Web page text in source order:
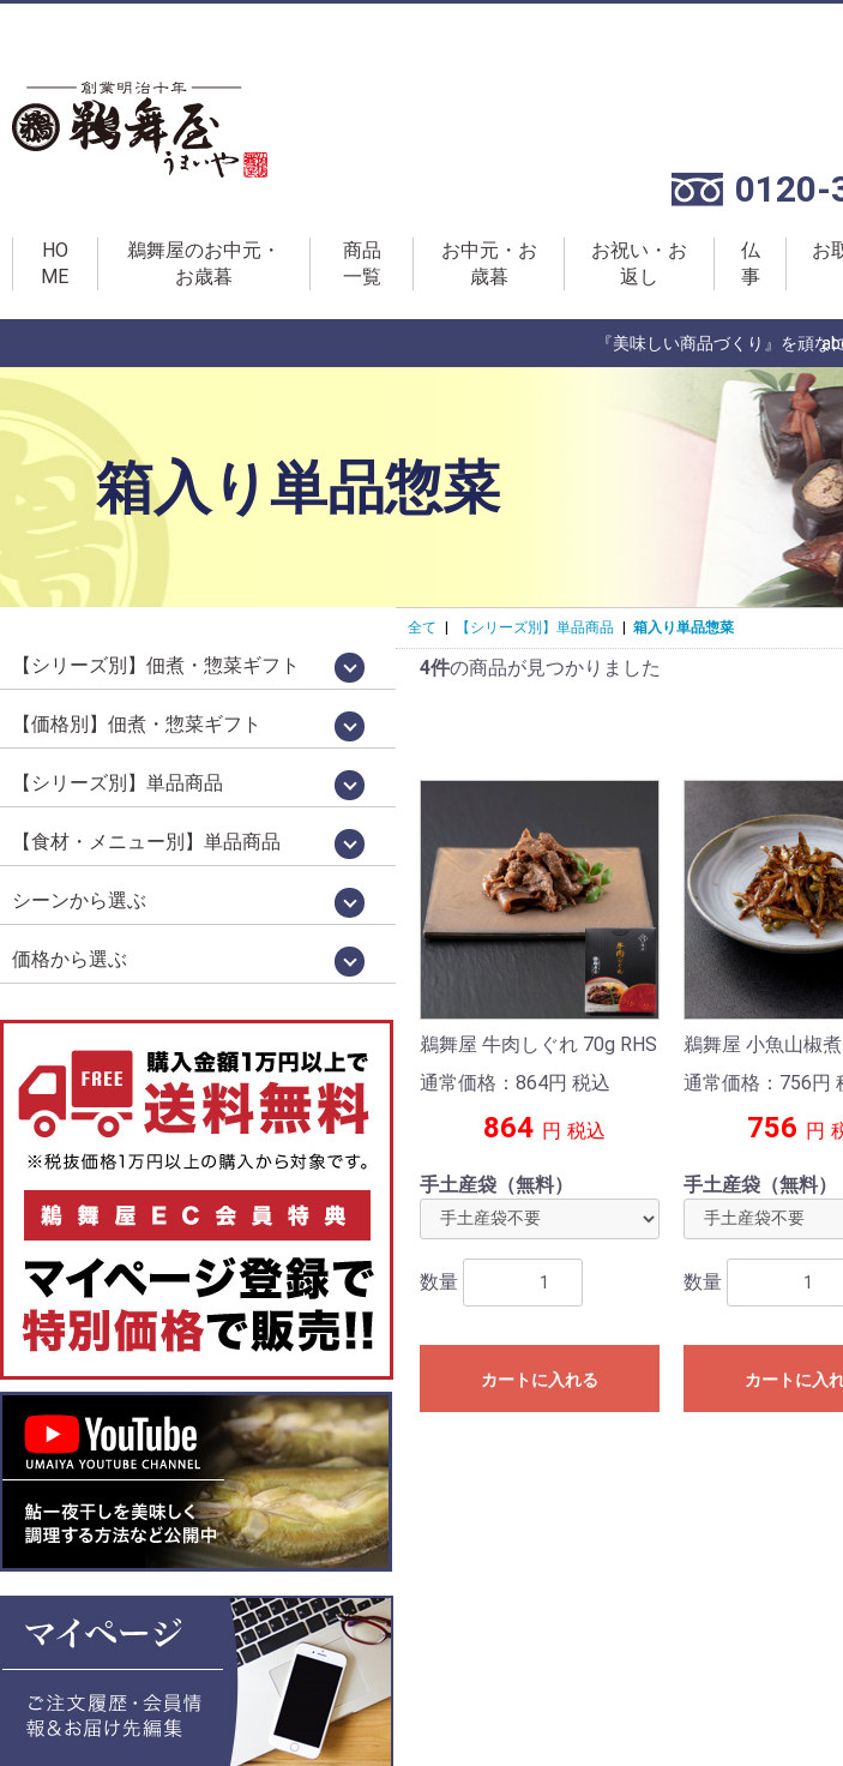
0120-
HO
ME
鵜舞屋のお中元・
お歳暮
商品
一覧
お中元・お
歳暮
お祝い・お
返し
仏
事
お
『美味しい商品づくり』を頑な
箱入り単品惣菜
全て 【シリーズ別】単品商品 箱入り単品惣菜
4件の商品が見つかりました
鵜舞屋 牛肉しぐれ 70g RHS
通常価格：864円 税込
864 円 税込
手土産袋（無料）
数量
カートに入れる
鵜舞屋 小魚山椒煮
通常価格：756円
756 円
手土産袋（無料）
数量
カートに入
【シリーズ別】佃煮・惣菜ギフト
高級佃煮ギフト
国産佃煮・惣菜詰め合わせ[百貨店限定販
鵜舞屋昆布巻詰合せ[鵜舞屋のロングセラ
佃煮 味三昧[食べきりサイズの佃煮詰め
老舗の味物語[岐阜の美味いもの詰め合わ
佃煮・肉惣菜詰め合わせ
信長の郷[岐阜土産・武将パッケージ]
鮎昆布巻詰合せ
鮎一夜干し詰合せ
逸品惣菜
国産煮豚・煮鶏詰合せ
[明宝ハム×鵜舞屋]詰め合わせ
そうめん・佃煮詰め合わせ
カジュアルギフト「味あわせ」
岐阜土産
【価格別】佃煮・惣菜ギフト
【プチギフト】～2000円
【佃煮 惣菜 ギフト】～3000円
【佃煮 惣菜 ギフト】～3979円
【佃煮 惣菜 ギフト】3980円～
【佃煮 惣菜 ギフト】5000円～
【佃煮 惣菜 ギフト】7000円～
【佃煮 惣菜 ギフト】10000円～[送料無
【シリーズ別】単品商品
うるか・鮎一夜干しなど[老舗の鮎]
百貨店限定販売[国産シリーズ]
定番竿箱シリーズ
鵜舞屋伝統の味[老舗の惣菜]
箱入り単品惣菜
定番の佃煮[うまい屋のおつまみ]
食べきりおつまみ[うまつま]
佃煮屋の「煮豚」「煮鶏」[SDGs]
高校生が開発しました[産学連携商品]
WareesHalal認証取得品[ハラルキッチン
ヤマタカ醤油[月星]使用シリーズ
鮎昆布巻詰合せ
【夏季限定】スウィーツ
【食材・メニュー別】単品商品
珍味（鮎うるか・一夜干し・ふりかけ）
昆布巻き（鮎・にしん・さけ・子持ちあ
鮎（すがた煮・吟醸煮など）
小鮎やわらか煮・小鮎甘露煮
飛騨牛・牛肉
煮豚・煮鶏
佃煮
貝類（帆立・牡蠣）
炊き込みご飯の素
ハラール認証取得品
菓子・スイーツ
シーンから選ぶ
お中元・お歳暮
お祝い・お返し
仏事
お取り寄せグルメ
お手土産（カジュアルギフト）
おつまみ
価格から選ぶ
1,000円未満
1,000円～
2,000円～
3,000円～
4,000円～
5,000円以上